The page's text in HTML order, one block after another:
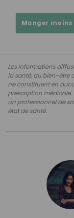
Manger moins
Les informations
la santé, au bien-être
ne constituent en
prescription
un professionnel de
état de santé.